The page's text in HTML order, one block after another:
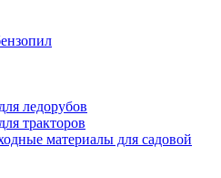
ледорубов
тракторов
материалы для садовой